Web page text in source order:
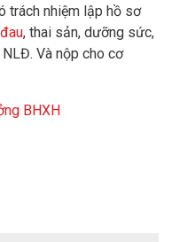
trách nhiệm lập hồ sơ
, thai sản, dưỡng sức,
Và nộp cho cơ
BHXH